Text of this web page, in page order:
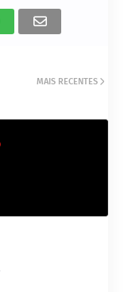
MAIS RECENTES